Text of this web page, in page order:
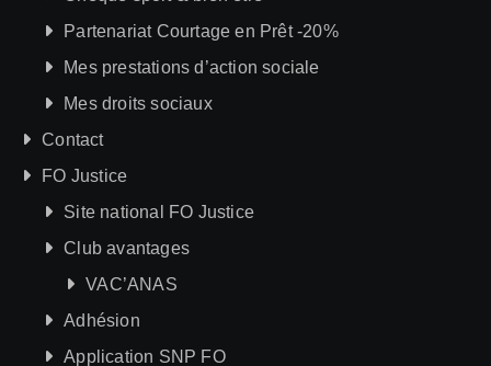
Partenariat Courtage en Prêt -20%
Mes prestations d’action sociale
Mes droits sociaux
Contact
FO Justice
Site national FO Justice
Club avantages
VAC’ANAS
Adhésion
Application SNP FO